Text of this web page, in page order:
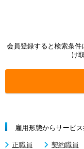
会員登録すると検索条
け
雇用形態からサービ
正職員 契約職員